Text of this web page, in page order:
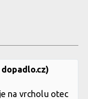
na vrcholu otec